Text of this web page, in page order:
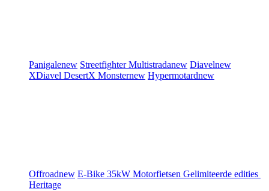
Panigalenew StreetfighterMultistradanew Diavelnew
XDiavel DesertX Monsternew Hypermotardnew
Offroadnew E-Bike 35kW Motorfietsen Gelimiteerde edities
Heritage